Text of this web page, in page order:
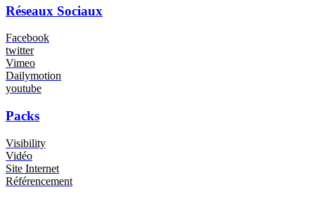
Réseaux Sociaux
Facebook
twitter
Vimeo
Dailymotion
youtube
Packs
Visibility
Vidéo
Site Internet
Référencement